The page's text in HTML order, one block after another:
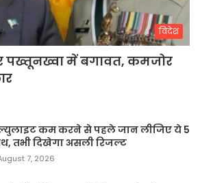
विदेश
में बगावत, कमजोर
कम करने से पहले जान लीजिए ये 5
तभी दिखेगा असली रिजल्ट
7, 2026